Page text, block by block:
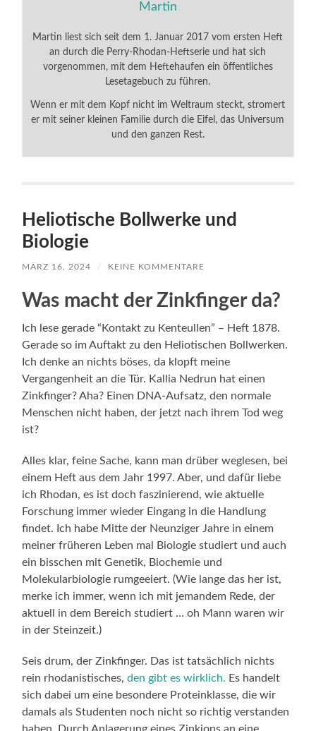
Martin
Martin liest sich seit dem 1. Januar 2017 vom ersten Heft
an durch die Perry-Rhodan-Heftserie und hat sich
vorgenommen, mit dem Heftehaufen ein öffentliches
Lesetagebuch zu führen.
Wenn er mit dem Kopf nicht im Weltraum steckt, stromert
er mit seiner kleinen Familie durch die Eifel, das Universum
und den ganzen Rest.
Heliotische Bollwerke und
Biologie
MÄRZ 16, 2024 / KEINE KOMMENTARE
Was macht der Zinkfinger da?
Ich lese gerade “Kontakt zu Kenteullen” – Heft 1878.
Gerade so im Auftakt zu den Heliotischen Bollwerken.
Ich denke an nichts böses, da klopft meine
Vergangenheit an die Tür. Kallia Nedrun hat einen
Zinkfinger? Aha? Einen DNA-Aufsatz, den normale
Menschen nicht haben, der jetzt nach ihrem Tod weg
ist?
Alles klar, feine Sache, kann man drüber weglesen, bei
einem Heft aus dem Jahr 1997. Aber, und dafür liebe
ich Rhodan, es ist doch faszinierend, wie aktuelle
Forschung immer wieder Eingang in die Handlung
findet. Ich habe Mitte der Neunziger Jahre in einem
meiner früheren Leben mal Biologie studiert und auch
ein bisschen mit Genetik, Biochemie und
Molekularbiologie rumgeeiert. (Wie lange das her ist,
merke ich immer, wenn ich mit jemandem Rede, der
aktuell in dem Bereich studiert … oh Mann waren wir
in der Steinzeit.)
Seis drum, der Zinkfinger. Das ist tatsächlich nichts
rein rhodanistisches,den gibt es wirklich. Es handelt
sich dabei um eine besondere Proteinklasse, die wir
damals als Studenten noch nicht so richtig verstanden